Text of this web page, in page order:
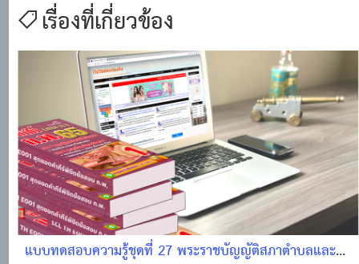
เรื่องที่เกี่ยวข้อง
แบบทดสอบความรู้ชุดที่ 27 พระราชบัญญัติสภาตำบลและ